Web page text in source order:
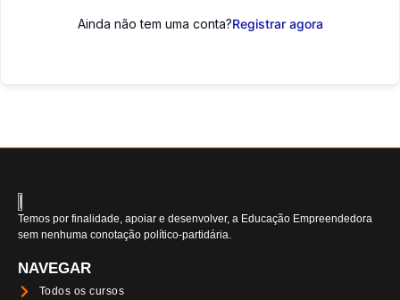
Ainda não tem uma conta?Registrar agora
Temos por finalidade, apoiar e desenvolver, a Educação Empreendedora
sem nenhuma conotação político-partidária.
NAVEGAR
Todos os cursos